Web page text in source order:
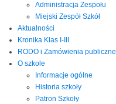
Administracja Zespołu
Miejski Zespół Szkół
Aktualności
Kronika Klas I-III
RODO i Zamówienia publiczne
O szkole
Informacje ogólne
Historia szkoły
Patron Szkoły